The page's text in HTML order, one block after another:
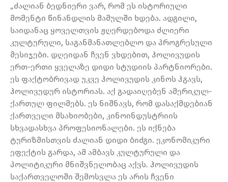
„ძალიან ბედნიერი ვარ, რომ ეს ისტორიული
მომენტი წინანდლის მამულში ხდება. ადგილი,
საიდანაც ყოველთვის ჟღერდებოდა ძლიერი
კულტურული, საგანმანათლებლო და პროგრესული
მესიჯები. დღეიდან ჩვენ ვხდებით, ჰოლივუდის
ერთ-ერთი ყველაზე დიდი სტუდიის პარტნიორები.
ეს ფაქტობრივად უკვე ჰოლივუდის კინოს ჰგავს,
ჰოლივუდურ ისტორიას. აქ გადაიღებენ ამერიკულ-
ქართულ ფილმებს. ეს ნიშნავს, რომ დასაქმდებიან
ქართველი მსახიობები, კინოინდუსტრიის
სხვადასხვა პროფესიონალები. ეს იქნება
ტურიზმისთვის ძალიან დიდი ბიძგი. ეკონომიკური
ეფექტის გარდა, ამ ამბავს კულტურული და
პოლიტიკური მნიშვნელობაც აქვს. ჰოლივუდის
საქართველოში შემოსვლა ეს არის ჩვენი